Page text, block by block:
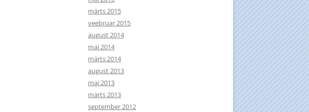
märts 2015
veebruar 2015
august 2014
mai 2014
märts 2014
august 2013
mai 2013
märts 2013
september 2012